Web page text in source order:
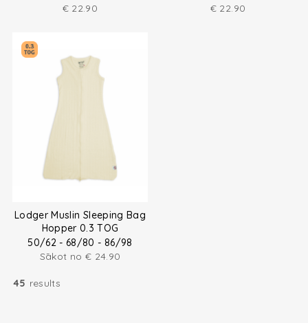
€ 22.90
€ 22.90
Lodger Muslin Sleeping Bag
Hopper 0.3 TOG
50/62 - 68/80 - 86/98
Sākot no € 24.90
45 results